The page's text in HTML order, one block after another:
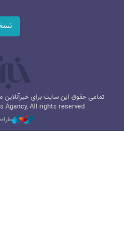
تمامی حقوق این سایت برای
Agancy, All rights reserved